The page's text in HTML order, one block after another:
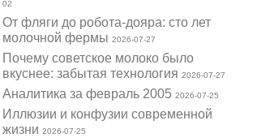
02
От фляги до робота-дояра: сто лет
молочной фермы2026-07-27
Почему советское молоко было
вкуснее: забытая технология2026-07-27
Аналитика за февраль 20052026-07-25
Иллюзии и конфузии современной
жизни2026-07-25